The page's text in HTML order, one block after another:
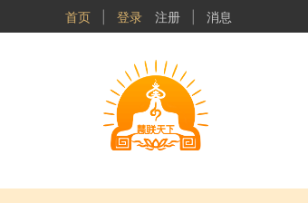
首页 登录 注册 消息